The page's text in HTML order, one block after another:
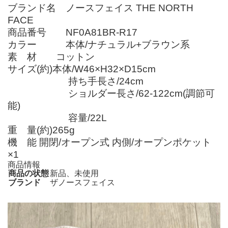
ブランド名 ノースフェイス THE NORTH
FACE
商品番号 NF0A81BR-R17
カラー 本体/ナチュラル+ブラウン系
素 材 コットン
サイズ(約)本体/W46×H32×D15cm
持ち手長さ/24cm
ショルダー長さ/62-122cm(調節可
能)
容量/22L
重 量(約)265g
機 能 開閉/オープン式 内側/オープンポケット
×1
商品情報
商品の状態新品、未使用
ブランド
ザノースフェイス